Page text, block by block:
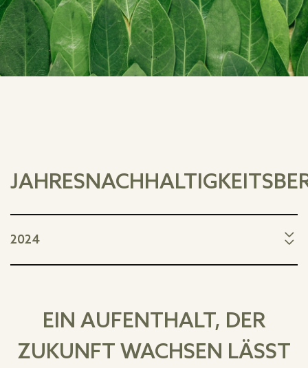
2024
EIN AUFENTHALT, DER
ZUKUNFT WACHSEN LÄSST